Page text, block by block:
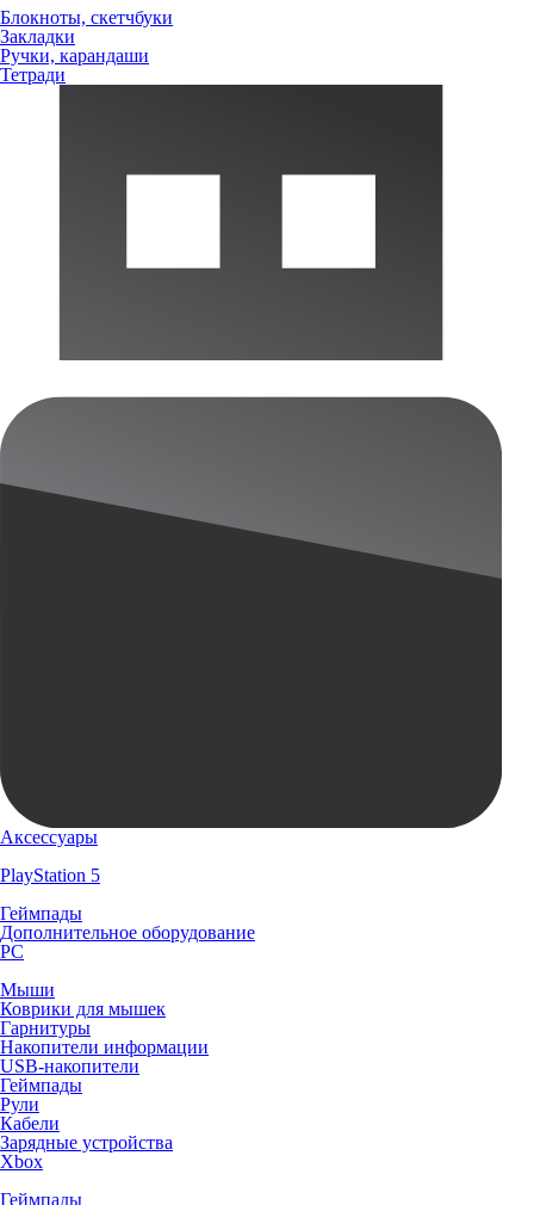
Блокноты, скетчбуки
Закладки
Ручки, карандаши
Тетради
Аксессуары
PlayStation 5
Геймпады
Дополнительное оборудование
PC
Мыши
Коврики для мышек
Гарнитуры
Накопители информации
USB-накопители
Геймпады
Рули
Кабели
Зарядные устройства
Xbox
Геймпады